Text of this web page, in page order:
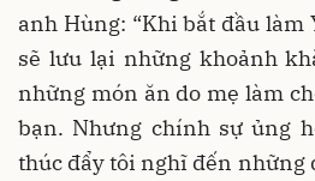
anh Hùng: “Khi bắt đầu làm
sẽ lưu lại những khoảnh
những món ăn do mẹ làm
bạn. Nhưng chính sự ủng
thúc đẩy tôi nghĩ đến những